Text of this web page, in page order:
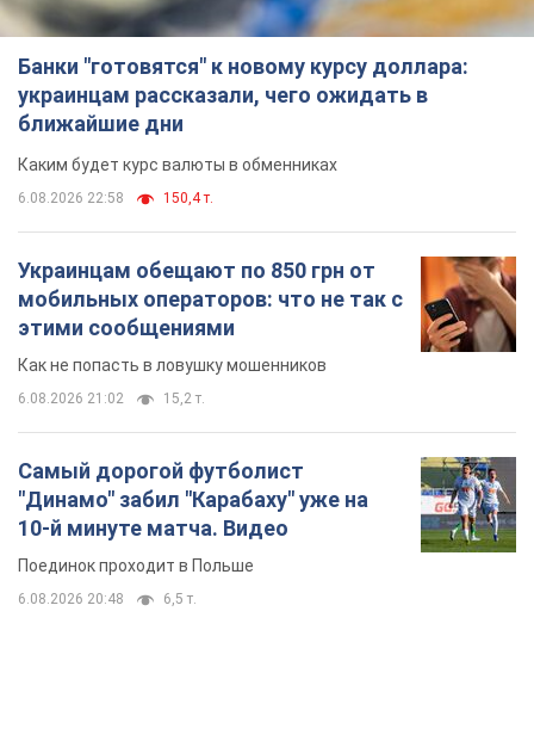
Банки "готовятся" к новому курсу доллара:
украинцам рассказали, чего ожидать в
ближайшие дни
Каким будет курс валюты в обменниках
6.08.2026 22:58 150,4 т.
Украинцам обещают по 850 грн от
мобильных операторов: что не так с
этими сообщениями
Как не попасть в ловушку мошенников
6.08.2026 21:02 15,2 т.
Самый дорогой футболист
"Динамо" забил "Карабаху" уже на
10-й минуте матча. Видео
Поединок проходит в Польше
6.08.2026 20:48 6,5 т.